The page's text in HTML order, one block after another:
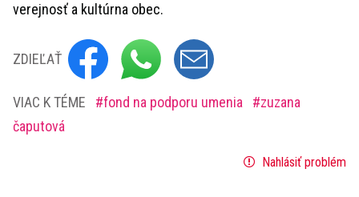
verejnosť a kultúrna obec.
ZDIEĽAŤ
VIAC K TÉME fond na podporu umenia
zuzana
čaputová
Nahlásiť problém